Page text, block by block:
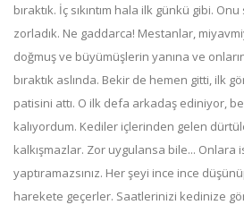
bıraktık. İç sıkıntım hala ilk günkü gibi.
zorladık. Ne gaddarca! Mestanlar,
doğmuş ve büyümüşlerin yanına ve
bıraktık aslında. Bekir de hemen gitti, ilk
patisini attı. O ilk defa arkadaş ediniyor,
kalıyordum. Kediler içlerinden gelen
kalkışmazlar. Zor uygulansa bile... Onlara
yaptıramazsınız. Her şeyi ince ince
harekete geçerler. Saatlerinizi kedinize